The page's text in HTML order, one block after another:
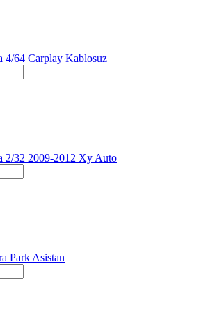
4/64 Carplay Kablosuz
2/32 2009-2012 Xy Auto
Park Asistan